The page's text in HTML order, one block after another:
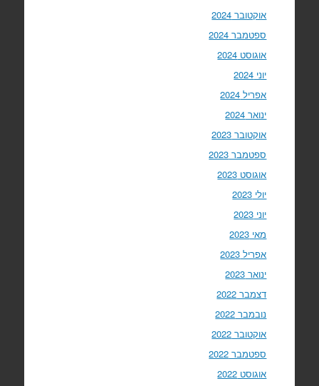
אוקטובר 2024
ספטמבר 2024
אוגוסט 2024
יוני 2024
אפריל 2024
ינואר 2024
אוקטובר 2023
ספטמבר 2023
אוגוסט 2023
יולי 2023
יוני 2023
מאי 2023
אפריל 2023
ינואר 2023
דצמבר 2022
נובמבר 2022
אוקטובר 2022
ספטמבר 2022
אוגוסט 2022